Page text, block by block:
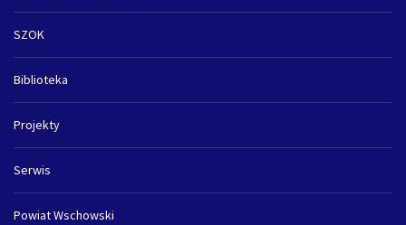
SZOK
Biblioteka
Projekty
Serwis
Powiat Wschowski